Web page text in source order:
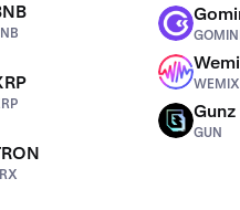
GOMINING
WEMIX
WEMIX
GUN Gunz
GUN